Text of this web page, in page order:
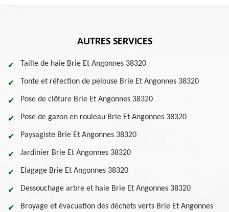
AUTRES SERVICES
Taille de haie Brie Et Angonnes 38320
Tonte et réfection de pelouse Brie Et Angonnes 38320
Pose de clôture Brie Et Angonnes 38320
Pose de gazon en rouleau Brie Et Angonnes 38320
Paysagiste Brie Et Angonnes 38320
Jardinier Brie Et Angonnes 38320
Elagage Brie Et Angonnes 38320
Dessouchage arbre et haie Brie Et Angonnes 38320
Broyage et évacuation des déchets verts Brie Et Angonnes